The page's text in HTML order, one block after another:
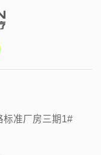
标准厂房三期1#